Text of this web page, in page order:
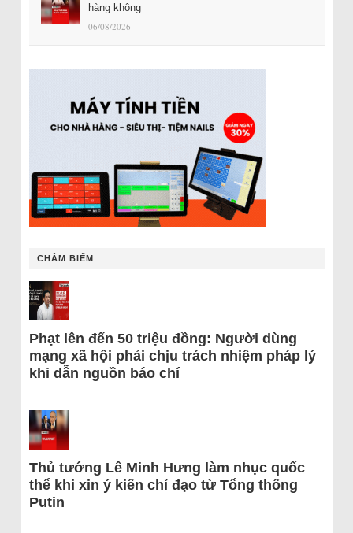
hàng không
06/08/2026
CHÂM BIẾM
Phạt lên đến 50 triệu đồng: Người dùng
mạng xã hội phải chịu trách nhiệm pháp lý
khi dẫn nguồn báo chí
Thủ tướng Lê Minh Hưng làm nhục quốc
thể khi xin ý kiến chỉ đạo từ Tổng thống
Putin